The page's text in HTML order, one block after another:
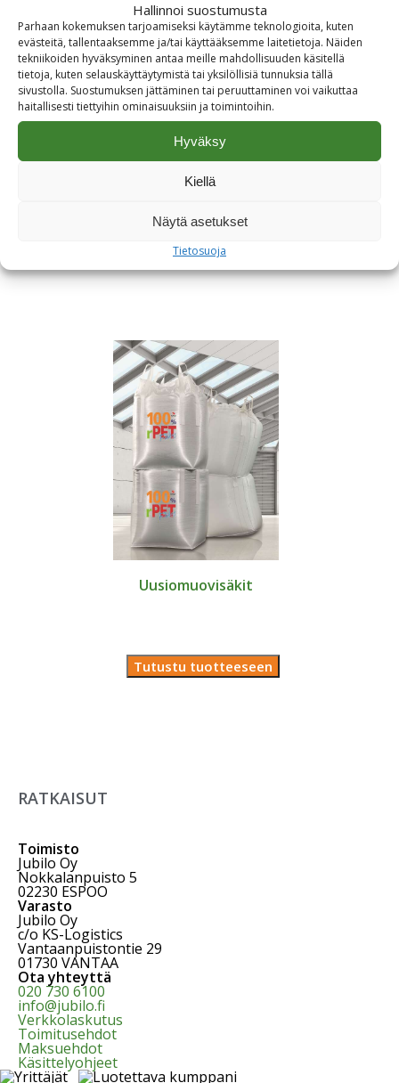
Hallinnoi suostumusta
Parhaan kokemuksen tarjoamiseksi käytämme teknologioita, kuten
evästeitä, tallentaaksemme ja/tai käyttääksemme laitetietoja. Näiden
tekniikoiden hyväksyminen antaa meille mahdollisuuden käsitellä
tietoja, kuten selauskäyttäytymistä tai yksilöllisiä tunnuksia tällä
sivustolla. Suostumuksen jättäminen tai peruuttaminen voi vaikuttaa
haitallisesti tiettyihin ominaisuuksiin ja toimintoihin.
Hyväksy
Kiellä
Näytä asetukset
Tietosuoja
Piensäkit
Uusiomuovisäkit
Tutustu tuotteeseen
RATKAISUT
Toimisto
Jubilo Oy
Nokkalanpuisto 5
02230 ESPOO
Varasto
Jubilo Oy
c/o KS-Logistics
Vantaanpuistontie 29
01730 VANTAA
Ota yhteyttä
020 730 6100
info@jubilo.fi
Verkkolaskutus
Toimitusehdot
Maksuehdot
Käsittelyohjeet